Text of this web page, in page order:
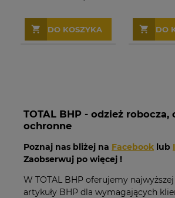
DO KOSZYKA DO
TOTAL BHP - odzież robocza,
ochronne
Poznaj nas bliżej na Facebook lub
Zaobserwuj po więcej !
W TOTAL BHP oferujemy
artykuły BHP dla wymagających